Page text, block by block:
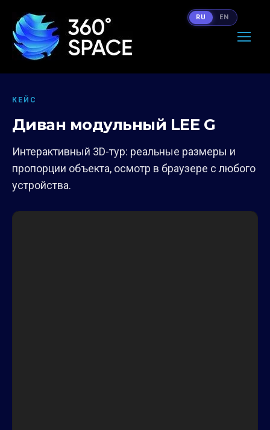
КЕЙС
Диван модульный LEE G
Интерактивный 3D-тур: реальные размеры и
пропорции объекта, осмотр в браузере с любого
устройства.
RU EN